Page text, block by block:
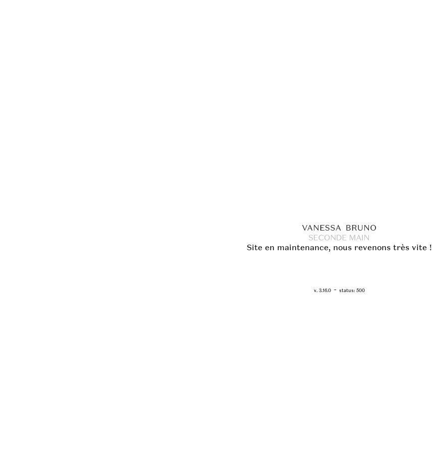
Site en maintenance, nous revenons très vite !
v. 3.16.0- status: 500